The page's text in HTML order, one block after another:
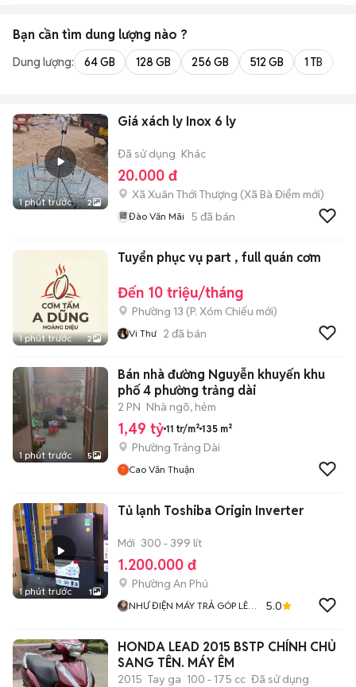
Bạn cần tìm dung lượng nào ?
Dung lượng: 64 GB 128 GB 256 GB 512 GB 1 TB
1 phút trước 2
Giá xách ly Inox 6 ly
Đã sử dụng Khác
20.000 đ
Xã Xuân Thới Thượng (Xã Bà Điểm mới)
Đào Văn Mãi 5 đã bán
1 phút trước 2
Tuyển phục vụ part , full quán cơm
Đến 10 triệu/tháng
Phường 13 (P. Xóm Chiếu mới)
Vi Thư 2 đã bán
1 phút trước 5
Bán nhà đường Nguyễn khuyến khu
phố 4 phường trảng dài
2 PN Nhà ngõ, hẻm
1,49 tỷ 11 tr/m² 135 m²
Phường Trảng Dài
Cao Văn Thuận
1 phút trước 1
Tủ lạnh Toshiba Origin Inverter
Mới 300 - 399 lít
1.200.000 đ
Phường An Phú
NHƯ ĐIỆN MÁY TRẢ GÓP LÊ
5.0
HONDA LEAD 2015 BSTP CHÍNH CHỦ
SANG TÊN. MÁY ÊM
2015 Tay ga 100 - 175 cc Đã sử dụng